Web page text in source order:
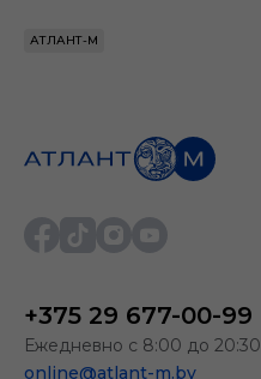
АТЛАНТ-М
+375 29 677-00-99
Ежедневно с 8:00 до 20:30
online@atlant-m.by